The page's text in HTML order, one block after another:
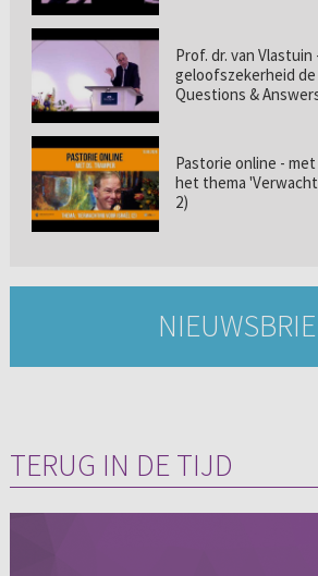
Prof. dr. van Vlastuin
geloofszekerheid de
Questions &
Pastorie online -
het thema
2)
TERUG IN DE TIJD